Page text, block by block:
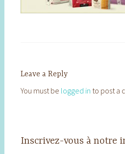
Leave a Reply
You must be logged in to post a
Inscrivez-vous à notre